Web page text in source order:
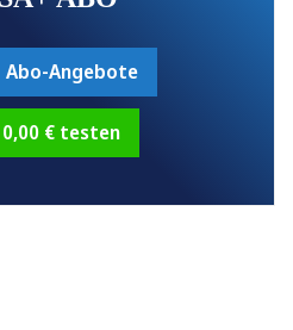
Abo-Angebote
€ testen